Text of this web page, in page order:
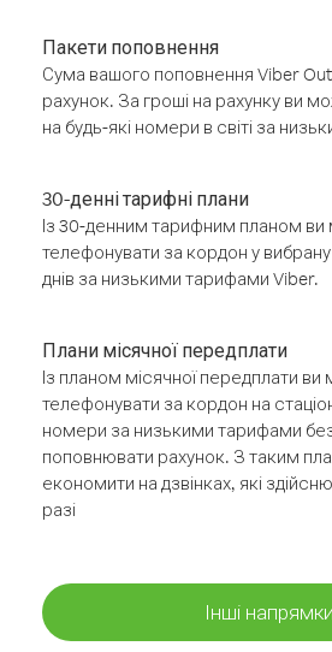
Пакети поповнення
Сума вашого поповнення Viber
рахунок. За гроші на рахунку ви
на будь-які номери в світі за
30-денні тарифні плани
Із 30-денним тарифним планом
телефонувати за кордон у
днів за низькими тарифами Viber.
Плани місячної передплати
Із планом місячної передплати
телефонувати за кордон на
номери за низькими тарифами без
поповнювати рахунок. З таким
економити на дзвінках, які
разі
Інші напрямки